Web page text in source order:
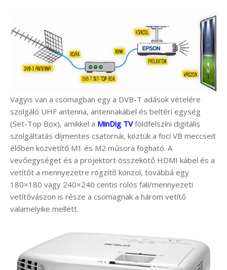
Vagyis van a csomagban egy a DVB-T adások vételére
szolgáló UHF antenna, antennakábel és beltéri egység
(Set-Top Box), amikkel a MinDig TVföldfelszíni digitális
szolgáltatás díjmentes csatornái, köztük a foci VB meccseit
élőben közvetítő M1 és M2 műsora fogható. A
vevőegységet és a projektort összekötő HDMI kábel és a
vetítőt a mennyezetre rögzítő konzol, továbbá egy
180×180 vagy 240×240 centis rolós fali/mennyezeti
vetítővászon is része a csomagnak a három vetítő
valamelyike mellett.